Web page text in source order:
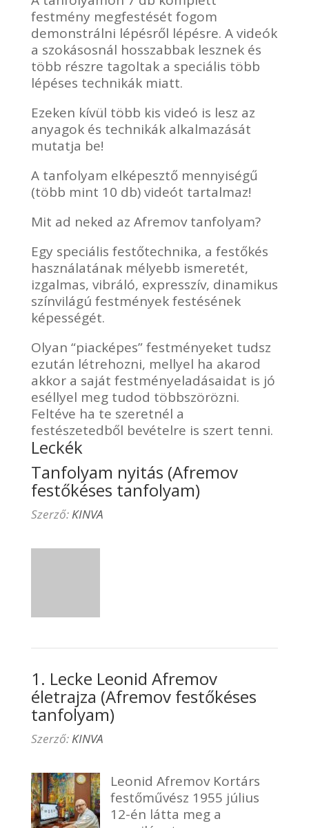
festmény megfestését fogom
demonstrálni lépésről lépésre. A videók
a szokásosnál hosszabbak lesznek és
több részre tagoltak a speciális több
lépéses technikák miatt.
Ezeken kívül több kis videó is lesz az
anyagok és technikák alkalmazását
mutatja be!
A tanfolyam elképesztő mennyiségű
(több mint 10 db) videót tartalmaz!
Mit ad neked az Afremov tanfolyam?
Egy speciális festőtechnika, a festőkés
használatának mélyebb ismeretét,
izgalmas, vibráló, expresszív, dinamikus
színvilágú festmények festésének
képességét.
Olyan “piacképes” festményeket tudsz
ezután létrehozni, mellyel ha akarod
akkor a saját festményeladásaidat is jó
eséllyel meg tudod többszörözni.
Feltéve ha te szeretnél a
festészetedből bevételre is szert tenni.
Leckék
Tanfolyam nyitás (Afremov
festőkéses tanfolyam)
Szerző:KINVA
1. Lecke Leonid Afremov
életrajza (Afremov festőkéses
tanfolyam)
Szerző:KINVA
Leonid Afremov Kortárs
festőművész 1955 július
12-én látta meg a